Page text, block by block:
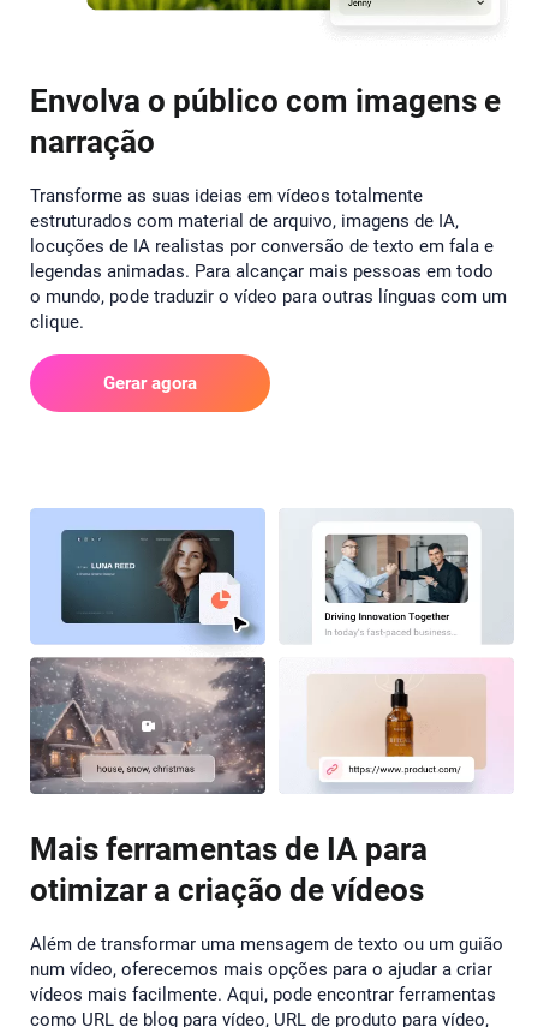
Envolva o público com imagens e
narração
Transforme as suas ideias em vídeos totalmente
estruturados com material de arquivo, imagens de IA,
locuções de IA realistas por conversão de texto em fala e
legendas animadas. Para alcançar mais pessoas em todo
o mundo, pode traduzir o vídeo para outras línguas com um
clique.
Gerar agora
Mais ferramentas de IA para
otimizar a criação de vídeos
Além de transformar uma mensagem de texto ou um guião
num vídeo, oferecemos mais opções para o ajudar a criar
vídeos mais facilmente. Aqui, pode encontrar ferramentas
como URL de blog para vídeo, URL de produto para vídeo,